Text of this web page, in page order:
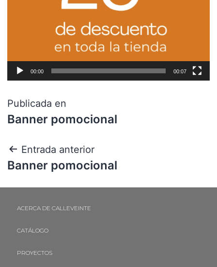
00:00 00:07
Publicada en
Banner pomocional
Entrada anterior
Banner pomocional
ACERCA DE CALLEVEINTE
CATÁLOGO
PROYECTOS